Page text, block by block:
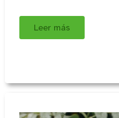
Leer más